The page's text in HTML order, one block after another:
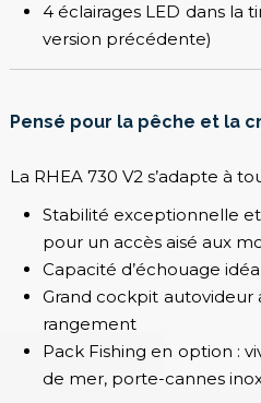
4 éclairages LED dans la
version précédente)
Pensé pour la pêche et la
La RHEA 730 V2 s’adapte à
Stabilité exceptionnelle et
pour un accès aisé aux
Capacité d’échouage
Grand cockpit
rangement
Pack Fishing en option :
de mer, porte-cannes